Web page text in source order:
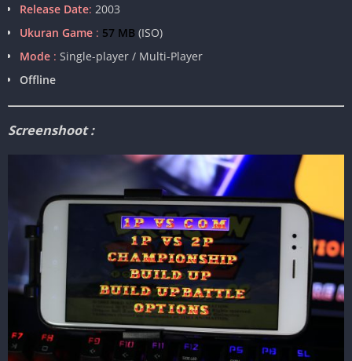
Release Date: 2003
Ukuran Game : 57 MB (ISO)
Mode : Single-player / Multi-Player
Offline
Screenshoot :